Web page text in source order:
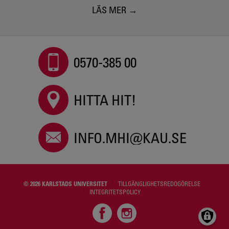
LÄS MER
0570-385 00
HITTA HIT!
INFO.MHI@KAU.SE
© 2026 KARLSTADS UNIVERSITET
TILLGÄNGLIGHETSREDOGÖRELSE
INTEGRITETSPOLICY